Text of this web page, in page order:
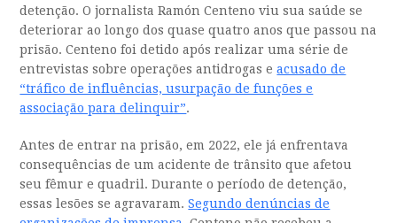
detenção. O jornalista Ramón Centeno viu sua saúde se
deteriorar ao longo dos quase quatro anos que passou na
prisão. Centeno foi detido após realizar uma série de
entrevistas sobre operações antidrogas eacusado de
“tráfico de influências, usurpação de funções e
associação para delinquir”.
Antes de entrar na prisão, em 2022, ele já enfrentava
consequências de um acidente de trânsito que afetou
seu fêmur e quadril. Durante o período de detenção,
essas lesões se agravaram.Segundo denúncias de